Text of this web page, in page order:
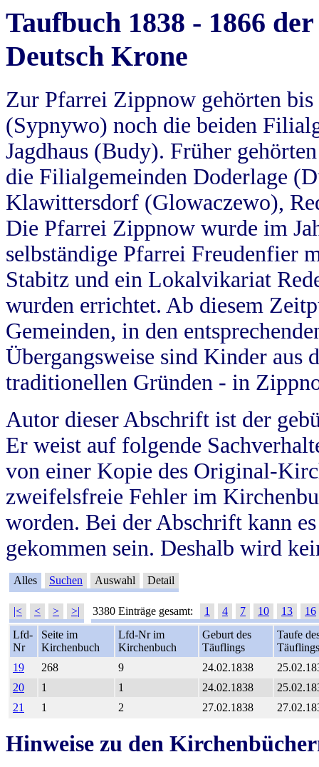
Taufbuch 1838 - 1866
Deutsch Krone
Zur Pfarrei Zippnow gehörten
(Sypnywo) noch die beiden
Jagdhaus (Budy). Früher
die Filialgemeinden Doderlage
Klawittersdorf (Glowaczewo),
Die Pfarrei Zippnow wurde im
selbständige Pfarrei Freudenfier
Stabitz und ein Lokalvikariat
wurden errichtet. Ab diesem
Gemeinden, in den
Übergangsweise sind Kinder aus
traditionellen Gründen - in
Autor dieser Abschrift ist der
Er weist auf folgende
von einer Kopie des Original-
zweifelsfreie Fehler im
worden. Bei der Abschrift kann
gekommen sein. Deshalb wird
Alles Suchen Auswahl Detail
|< < > >| 3380 Einträge gesamt: 1 4 7 10 13
16
Lfd-
Nr
Seite im
Kirchenbuch
Lfd-Nr im
Kirchenbuch
Geburt des
Täuflings
Taufe
Täuflings
19
268 9 24.02.1838
20
1 1 24.02.1838
21
1 2 27.02.1838
Hinweise zu den